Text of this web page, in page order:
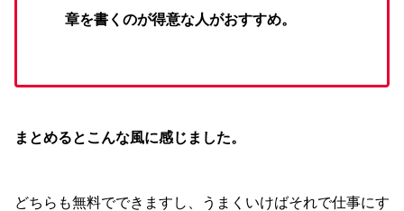
章を書くのが得意な人がおすすめ。
まとめるとこんな風に感じました。
どちらも無料でできますし、うまくいけばそれで仕事にす